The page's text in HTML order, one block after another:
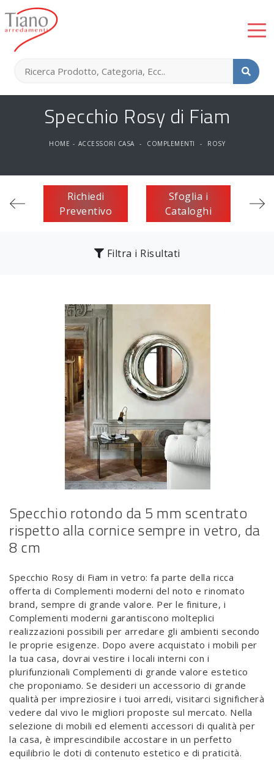
Specchio Rosy di Fiam
HOME - ACCESSORI CASA - COMPLEMENTI - ROSY
Richiedi
Preventivo
Sfoglia i
Cataloghi
Filtra i Risultati
Specchio rotondo da 5 mm scentrato
rispetto alla cornice sempre in vetro, da
8 cm
Specchio Rosy di Fiam in vetro: fa parte della ricca
offerta di Complementi moderni del noto e rinomato
brand, sempre di grande valore. Per le finiture, i
Complementi moderni garantiscono molteplici
realizzazioni possibili per arredare gli ambienti secondo
le proprie esigenze. Dopo avere acquistato i mobili per
la tua casa, dovrai vestire i locali interni con i
plurifunzionali Complementi di grande valore estetico
che proponiamo. Se desideri un accessorio di grande
qualità per impreziosire i tuoi arredi, visitarci significherà
vedere dal vivo le migliori proposte sul mercato. Nella
selezione di mobili ed elementi accessori di qualità per
la casa, è imprescindibile accostare in un perfetto
equilibrio le doti di contenuto estetico e di praticità.